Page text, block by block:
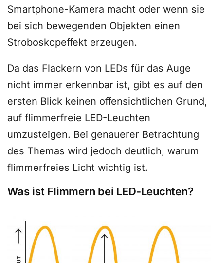
Smartphone-Kamera macht oder wenn sie
bei sich bewegenden Objekten einen
Stroboskopeffekt erzeugen.
Da das Flackern von LEDs für das Auge
nicht immer erkennbar ist, gibt es auf den
ersten Blick keinen offensichtlichen Grund,
auf flimmerfreie LED-Leuchten
umzusteigen. Bei genauerer Betrachtung
des Themas wird jedoch deutlich, warum
flimmerfreies Licht wichtig ist.
Was ist Flimmern bei LED-Leuchten?